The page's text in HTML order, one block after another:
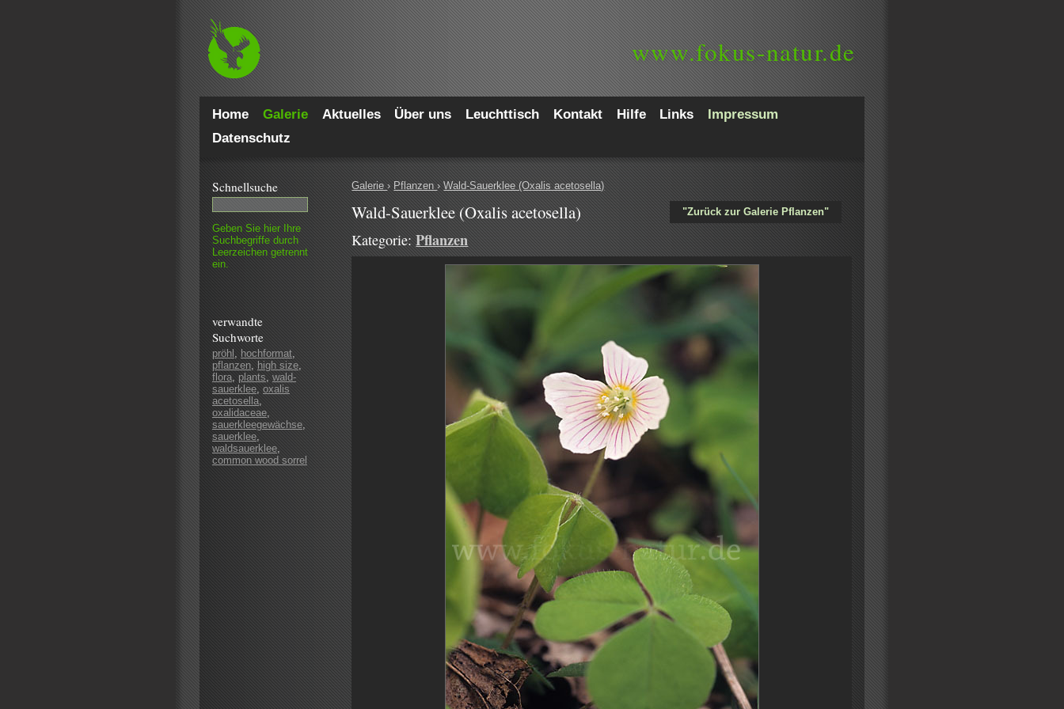
www.fokus-natur.de
Home Galerie Aktuelles Über uns Leuchttisch Kontakt Hilfe Links
Impressum
Datenschutz
Schnell­suche
Geben Sie hier Ihre
Such­begriffe durch
Leer­zeichen getrennt
ein.
verwandte
Suchworte
pröhl , hochformat,
pflanzen, high size,
flora, plants, wald-
sauerklee, oxalis
acetosella,
oxalidaceae,
sauerkleegewächse,
sauerklee,
waldsauerklee,
common wood sorrel
Galerie› Pflanzen›Wald-Sauerklee (Oxalis acetosella)
"Zurück zur Galerie Pflanzen"
Wald-Sauerklee (Oxalis acetosella)
Kategorie:Pflanzen